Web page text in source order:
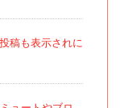
稿も表示されに